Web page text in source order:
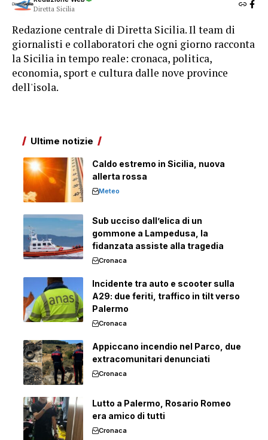
Diretta Sicilia
Redazione centrale di Diretta Sicilia. Il team di
giornalisti e collaboratori che ogni giorno racconta
la Sicilia in tempo reale: cronaca, politica,
economia, sport e cultura dalle nove province
dell'isola.
Ultime notizie
Caldo estremo in Sicilia, nuova
allerta rossa
Meteo
Sub ucciso dall’elica di un
gommone a Lampedusa, la
fidanzata assiste alla tragedia
Cronaca
Incidente tra auto e scooter sulla
A29: due feriti, traffico in tilt verso
Palermo
Cronaca
Appiccano incendio nel Parco, due
extracomunitari denunciati
Cronaca
Lutto a Palermo, Rosario Romeo
era amico di tutti
Cronaca